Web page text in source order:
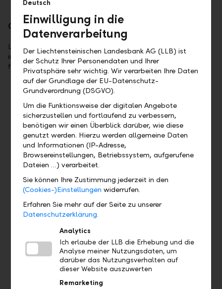
Cultural commitment
Liechtenstein is home to a wide variety of cultural
institutions, organisations, and events with many offerings
for young and old.
Operetta Balzers
Operettas offer entertainment for everyone. Time and
again, this is demonstrated by Operetta Balzers – where
musical delight meets tireless dedication.
Operetta Balzers
Deutsch
Einwilligung in die
Datenverarbeitung
Der Liechtensteinischen Landesbank AG (LLB) ist
der Schutz Ihrer Personendaten und Ihrer
Privatsphäre sehr wichtig. Wir verarbeiten Ihre Daten
auf der Grundlage der EU-Datenschutz-
Grundverordnung (DSGVO).
Um die Funktionsweise der digitalen Angebote
sicherzustellen und fortlaufend zu verbessern,
benötigen wir einen Überblick darüber, wie diese
genutzt werden. Hierzu werden allgemeine Daten
und Informationen (IP-Adresse,
Browsereinstellungen, Betriebssystem, aufgerufene
Dateien …) verarbeitet.
Sie können Ihre Zustimmung jederzeit in den
(Cookies-)Einstellungen widerrufen.
Erfahren Sie mehr auf der Seite zu unserer
Datenschutzerklärung.
Analytics
Ich erlaube der LLB die Erhebung und die
Analyse meiner Nutzungsdaten, um
darüber das Nutzungsverhalten auf
dieser Website auszuwerten
Remarketing